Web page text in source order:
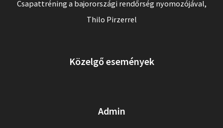
Csapattréning a bajorországi rendőrség nyomozójával,
Thilo Pirzerrel
Közelgő események
Admin